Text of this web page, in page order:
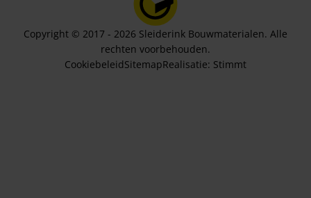
Copyright © 2017 - 2026 Sleiderink Bouwmaterialen. Alle
rechten voorbehouden.
CookiebeleidSitemapRealisatie: Stimmt